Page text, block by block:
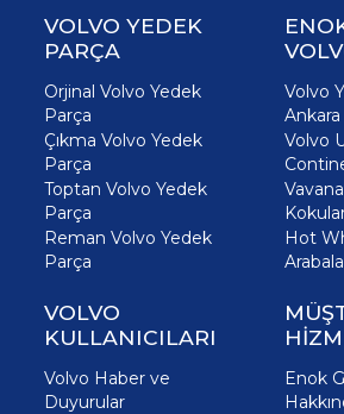
VOLVO YEDEK
PARÇA
Orjinal Volvo Yedek
Parça
Çıkma Volvo Yedek
Parça
Toptan Volvo Yedek
Parça
Reman Volvo Yedek
Parça
Volvo
Ankara
Volvo
Hot
VOLVO
KULLANICILARI
Volvo Haber ve
Duyurular
Enok